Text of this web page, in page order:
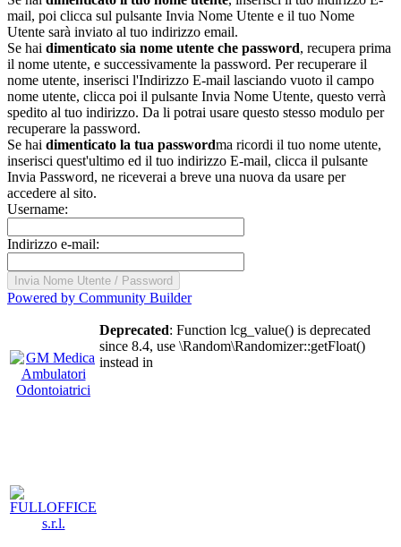
mail, poi clicca sul pulsante Invia Nome Utente e il tuo Nome
Utente sarà inviato al tuo indirizzo email.
Se hai dimenticato sia nome utente che password, recupera prima
il nome utente, e successivamente la password. Per recuperare il
nome utente, inserisci l'Indirizzo E-mail lasciando vuoto il campo
nome utente, clicca poi il pulsante Invia Nome Utente, questo verrà
spedito al tuo indirizzo. Da li potrai usare questo stesso modulo per
recuperare la password.
Se hai dimenticato la tua passwordma ricordi il tuo nome utente,
inserisci quest'ultimo ed il tuo indirizzo E-mail, clicca il pulsante
Invia Password, ne riceverai a breve una nuova da usare per
accedere al sito.
Username:
Indirizzo e-mail:
Powered by Community Builder
Deprecated: Function lcg_value() is deprecated
since 8.4, use \Random\Randomizer::getFloat()
instead in